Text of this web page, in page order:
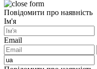
Повідомити про наявність
Ім'я
Email